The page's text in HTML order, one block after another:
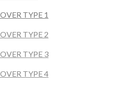
TYPE 1
TYPE 2
TYPE 3
TYPE 4